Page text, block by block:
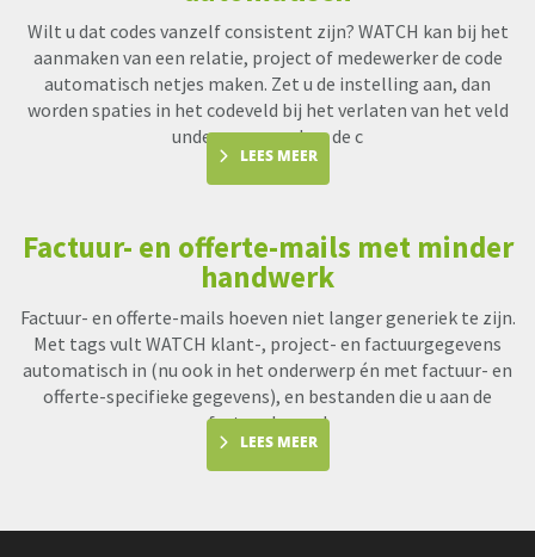
Wilt u dat codes vanzelf consistent zijn? WATCH kan bij het
aanmaken van een relatie, project of medewerker de code
automatisch netjes maken. Zet u de instelling aan, dan
worden spaties in het codeveld bij het verlaten van het veld
underscores en kan de c
LEES MEER
Factuur- en offerte-mails met minder
handwerk
Factuur- en offerte-mails hoeven niet langer generiek te zijn.
Met tags vult WATCH klant-, project- en factuurgegevens
automatisch in (nu ook in het onderwerp én met factuur- en
offerte-specifieke gegevens), en bestanden die u aan de
factuur koppel
LEES MEER